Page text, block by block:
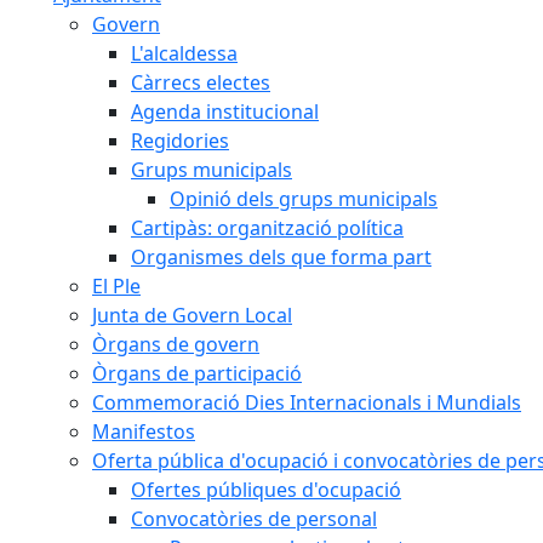
Govern
L'alcaldessa
Càrrecs electes
Agenda institucional
Regidories
Grups municipals
Opinió dels grups municipals
Cartipàs: organització política
Organismes dels que forma part
El Ple
Junta de Govern Local
Òrgans de govern
Òrgans de participació
Commemoració Dies Internacionals i Mundials
Manifestos
Oferta pública d'ocupació i convocatòries de
Ofertes públiques d'ocupació
Convocatòries de personal